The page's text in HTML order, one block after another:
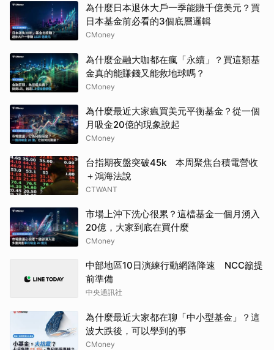
為什麼日本退休大戶一季能賺千億美元？買
日本基金前必看的3個底層邏輯
CMoney
為什麼金融大咖都在瘋「永續」？買這類基
金真的能賺錢又能救地球嗎？
CMoney
為什麼最近大家瘋買美元平衡基金？從一個
月吸金20億的現象說起
CMoney
台指期夜盤突破45k 本周聚焦台積電營收
＋鴻海法說
CTWANT
市場上沖下洗心很累？這檔基金一個月湧入
20億，大家到底在買什麼
CMoney
中部地區10日演練行動網路降速 NCC籲提
前準備
中央通訊社
為什麼最近大家都在聊「中小型基金」？這
波大跌後，可以學到的事
CMoney